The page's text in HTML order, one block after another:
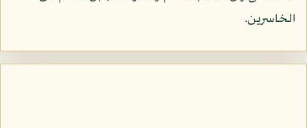
الخاسرين.